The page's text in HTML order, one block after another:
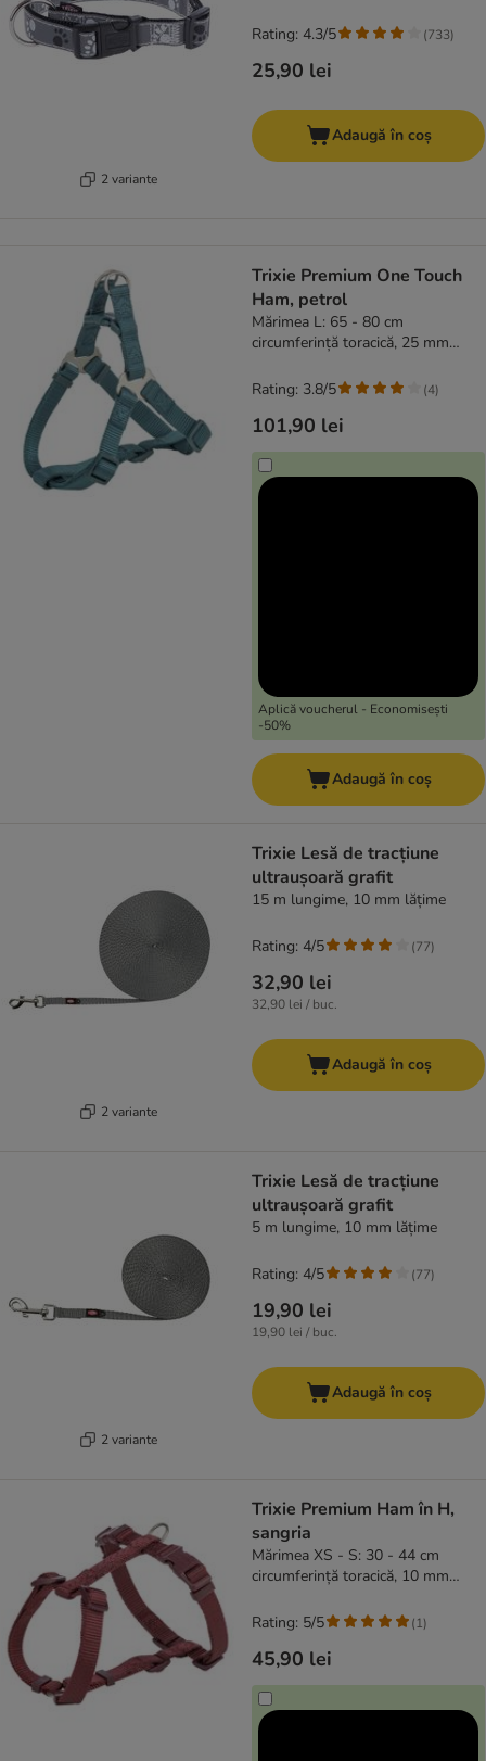
2 variante
25,90 lei
Rating: 4.3/5 (733)
Adaugă în coș
Trixie Premium One Touch
Ham, petrol
Mărimea L: 65 - 80 cm
circumferință toracică, 25 mm
101,90 lei
Aplică voucherul - Economisești
-50%
Rating: 3.8/5 (4)
Adaugă în coș
2 variante
Trixie Lesă de tracțiune
ultraușoară grafit
15 m lungime, 10 mm lățime
32,90 lei
32,90 lei / buc.
Rating: 4/5 (77)
Adaugă în coș
2 variante
Trixie Lesă de tracțiune
ultraușoară grafit
5 m lungime, 10 mm lățime
19,90 lei
19,90 lei / buc.
Rating: 4/5 (77)
Adaugă în coș
Trixie Premium Ham în H,
sangria
Mărimea XS - S: 30 - 44 cm
circumferință toracică, 10 mm
45,90 lei
Rating: 5/5 (1)